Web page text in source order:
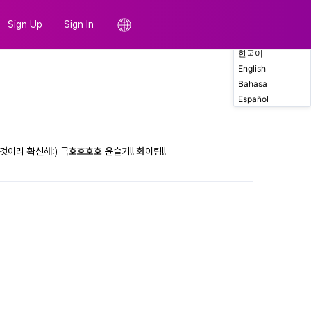
Sign Up Sign In
Comments
한국어
English
Bahasa
Español
이라 확신해:) 극호호호호 윤슬기!! 화이팅!!